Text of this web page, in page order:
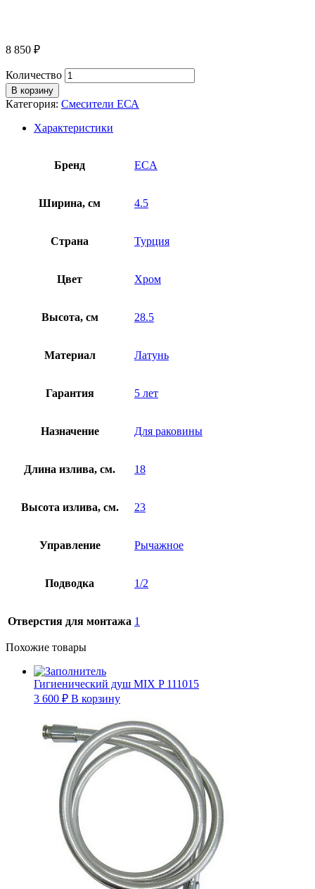
8 850 ₽
Количество
В корзину
Категория: Смесители EСА
Характеристики
Бренд ECA
Ширина, см 4.5
Страна Турция
Цвет Хром
Высота, см 28.5
Материал Латунь
Гарантия 5 лет
Назначение Для раковины
Длина излива, см. 18
Высота излива, см. 23
Управление Рычажное
Подводка 1/2
Отверстия для монтажа 1
Похожие товары
Гигиенический душ MIX P 111015
3 600 ₽ В корзину